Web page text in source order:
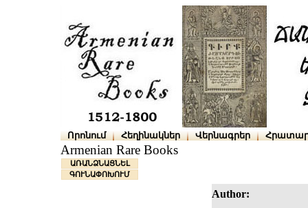
Որոնում Հեղինակներ Վերնագրեր
Armenian Rare Books
ԱՌԱՆՁՆԱՑՆԵԼ
ԳՈՒՆԱՓՈԽՈՒՄ
Author: